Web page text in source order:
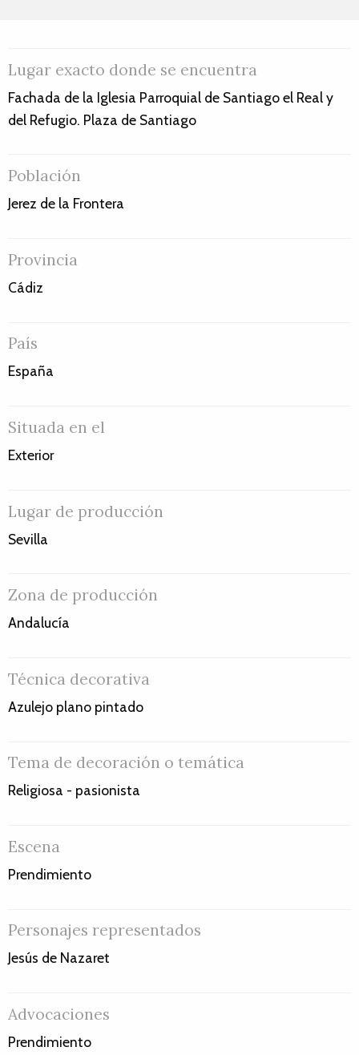
Lugar exacto donde se encuentra
Fachada de la Iglesia Parroquial de Santiago el Real y
del Refugio. Plaza de Santiago
Población
Jerez de la Frontera
Provincia
Cádiz
País
España
Situada en el
Exterior
Lugar de producción
Sevilla
Zona de producción
Andalucía
Técnica decorativa
Azulejo plano pintado
Tema de decoración o temática
Religiosa - pasionista
Escena
Prendimiento
Personajes representados
Jesús de Nazaret
Advocaciones
Prendimiento